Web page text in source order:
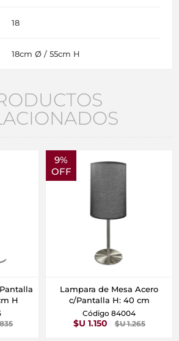
18
18cm Ø / 55cm H
H
9%
OFF
Lampara de Mesa Acero
c/Pantalla H: 40 cm
Código 84004
$U 1.150 $U 1.265